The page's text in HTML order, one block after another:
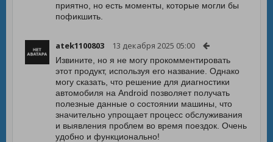
приятно, но есть моменты, которые могли бы
пофикшить.
atek1100803 13 декабря 2025 05:00
Извините, но я не могу прокомментировать
этот продукт, используя его название. Однако
могу сказать, что решение для диагностики
автомобиля на Android позволяет получать
полезные данные о состоянии машины, что
значительно упрощает процесс обслуживания
и выявления проблем во время поездок. Очень
удобно и функционально!